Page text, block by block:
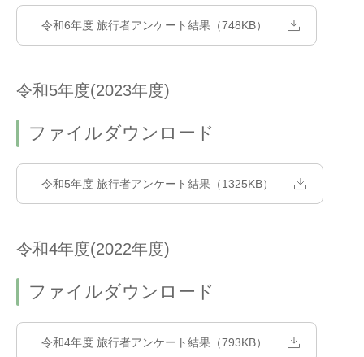
令和6年度 旅行者アンケート結果（748KB）
令和5年度(2023年度)
ファイルダウンロード
令和5年度 旅行者アンケート結果（1325KB）
令和4年度(2022年度)
ファイルダウンロード
令和4年度 旅行者アンケート結果（793KB）